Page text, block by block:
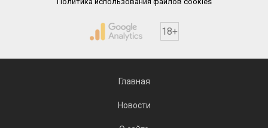
18+
Главная
Новости